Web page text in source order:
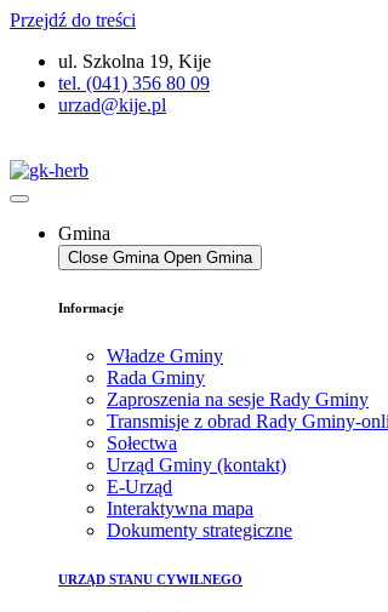
Przejdź do treści
ul. Szkolna 19, Kije
tel. (041) 356 80 09
urzad@kije.pl
Gmina
Close Gmina Open Gmina
Informacje
Władze Gminy
Rada Gminy
Zaproszenia na sesje Rady Gminy
Transmisje z obrad Rady Gminy-
Sołectwa
Urząd Gminy (kontakt)
E-Urząd
Interaktywna mapa
Dokumenty strategiczne
URZĄD STANU CYWILNEGO